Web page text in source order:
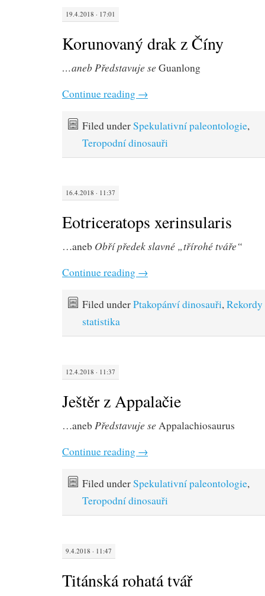
19.4.2018 · 17:01
Korunovaný drak z Číny
…aneb Představuje se Guanlong
Continue reading →
Filed underSpekulativní paleontologie,
Teropodní dinosauři
16.4.2018 · 11:37
Eotriceratops xerinsularis
…aneb Obří předek slavné „třírohé tváře“
Continue reading →
Filed underPtakopánví dinosauři,Rekordy
statistika
12.4.2018 · 11:37
Ještěr z Appalačie
…aneb Představuje se Appalachiosaurus
Continue reading →
Filed underSpekulativní paleontologie,
Teropodní dinosauři
9.4.2018 · 11:47
Titánská rohatá tvář